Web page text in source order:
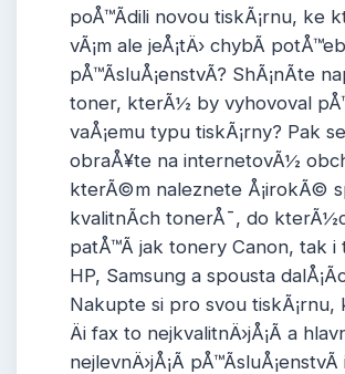
poÅ™Ã­dili novou tiskÃ¡rnu, ke
vÃ¡m ale jeÅ¡tÄ› chybÃ­
pÅ™Ã­sluÅ¡enstvÃ­? ShÃ¡nÃ­te
toner, kterÃ½ by vyhovoval
vaÅ¡emu typu tiskÃ¡rny? Pak se
obraÅ¥te na internetovÃ½
kterÃ©m naleznete Å¡irokÃ©
kvalitnÃ­ch tonerÅ¯, do
patÅ™Ã­ jak tonery Canon, tak i
HP, Samsung a spousta
Nakupte si pro svou tiskÃ¡rnu,
Äi fax to nejkvalitnÄ›jÅ¡Ã­ a
nejlevnÄ›jÅ¡Ã­ pÅ™Ã­sluÅ¡enstvÃ­